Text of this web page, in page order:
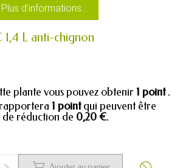
Plus d'informations...
1,4 L anti-chignon
plante vous pouvez obtenir 1 point .
1 pointqui peuvent être
réduction de 0,20 €.